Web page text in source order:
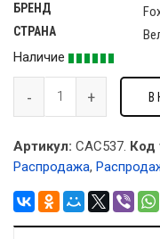
БРЕНД
СТРАНА
Наличие
В
Артикул: CAC537. Код
Распродажа,